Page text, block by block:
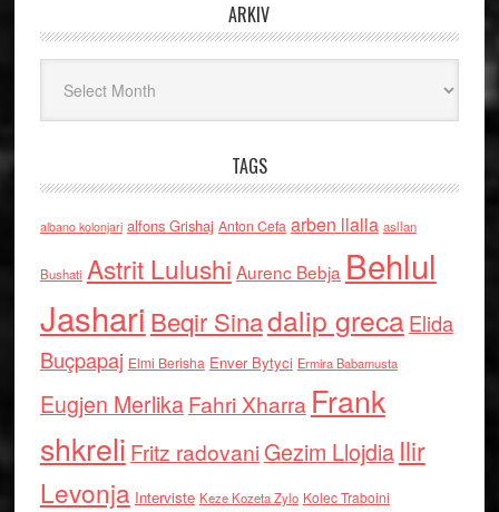
ARKIV
TAGS
albano kolonjari alfons Grishaj Anton Cefa arben llalla asllan
Bushati Astrit Lulushi Aurenc Bebja Behlul
Jashari Beqir Sinadalip grecaElida
Buçpapaj Elmi Berisha Enver Bytyci Ermira Babamusta
Eugjen MerlikaFahri Xharra Frank
shkreli Fritz radovaniGezim Llojdia Ilir
Levonja Interviste Keze Kozeta Zylo Kolec Traboini